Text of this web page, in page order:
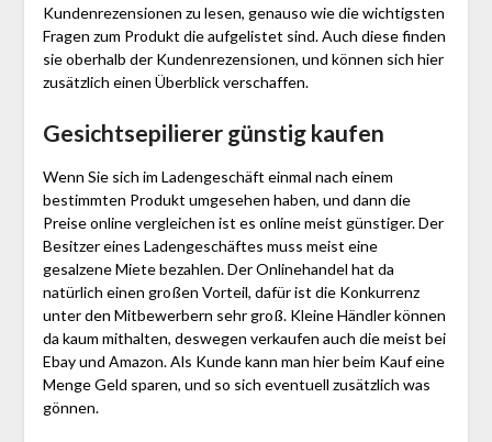
Kundenrezensionen zu lesen, genauso wie die wichtigsten
Fragen zum Produkt die aufgelistet sind. Auch diese finden
sie oberhalb der Kundenrezensionen, und können sich hier
zusätzlich einen Überblick verschaffen.
Gesichtsepilierer günstig kaufen
Wenn Sie sich im Ladengeschäft einmal nach einem
bestimmten Produkt umgesehen haben, und dann die
Preise online vergleichen ist es online meist günstiger. Der
Besitzer eines Ladengeschäftes muss meist eine
gesalzene Miete bezahlen. Der Onlinehandel hat da
natürlich einen großen Vorteil, dafür ist die Konkurrenz
unter den Mitbewerbern sehr groß. Kleine Händler können
da kaum mithalten, deswegen verkaufen auch die meist bei
Ebay und Amazon. Als Kunde kann man hier beim Kauf eine
Menge Geld sparen, und so sich eventuell zusätzlich was
gönnen.